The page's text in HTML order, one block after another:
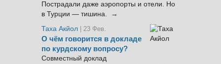
Пострадали даже аэропорты и отели. Но
в Турции — тишина. →
Таха Акйол | 23 Фев.
О чём говорится в докладе
по курдскому вопросу?
Совместный доклад